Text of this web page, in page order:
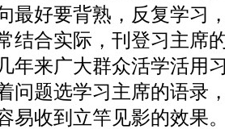
最好要背熟，反复学习
结合实际，刊登习主席
年来广大群众活学活用
问题选学习主席的语录
易收到立竿见影的效果